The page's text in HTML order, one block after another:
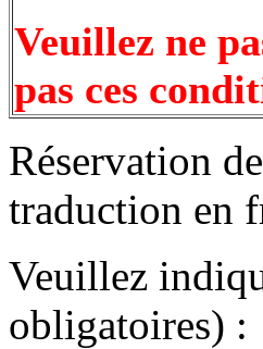
Veuillez ne
pas ces
Réservation
traduction en
Veuillez
obligatoires) :